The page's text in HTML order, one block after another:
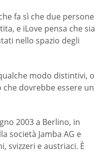
fa sì che due persone
e iLove pensa che sia
nello spazio degli
modo distintivi, o
dovrebbe essere un
2003 a Berlino, in
società Jamba AG e
svizzeri e austriaci. È